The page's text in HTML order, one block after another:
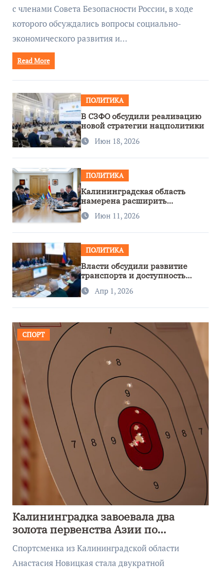
с членами Совета Безопасности России, в ходе
которого обсуждались вопросы социально-
экономического развития и…
Read More
ПОЛИТИКА
В СЗФО обсудили реализацию
новой стратегии нацполитики
Июн 18, 2026
ПОЛИТИКА
Калининградская область
намерена расширить
сотрудничество с Узбекистаном
Июн 11, 2026
ПОЛИТИКА
Власти обсудили развитие
транспорта и доступность
региона
Апр 1, 2026
СПОРТ
Калининградка завоевала два
золота первенства Азии по
метанию ножа
Спортсменка из Калининградской области
Анастасия Новицкая стала двукратной